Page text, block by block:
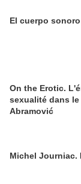
El cuerpo sonoro
On the Erotic.
sexualité dans
Abramović
Michel Journiac.